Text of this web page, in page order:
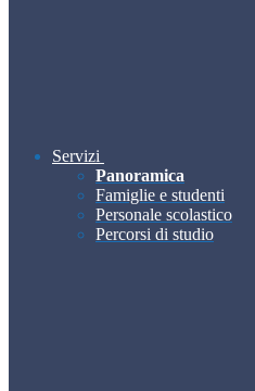
Servizi
Panoramica
Famiglie e studenti
Personale scolastico
Percorsi di studio